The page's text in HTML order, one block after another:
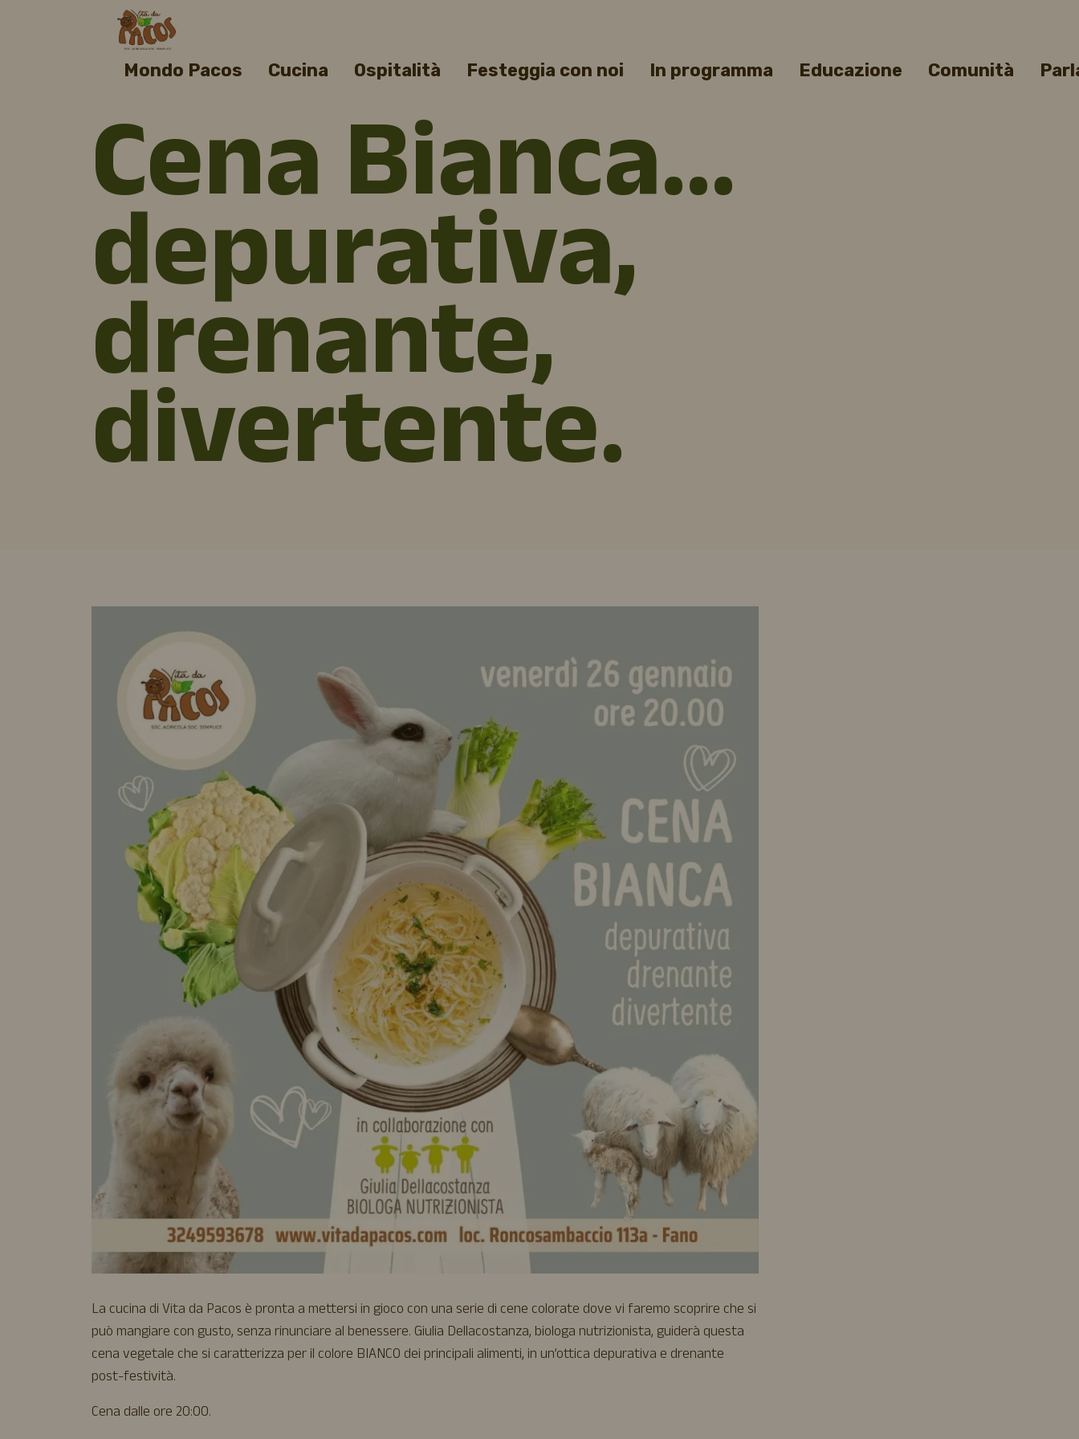
Mondo Pacos Cucina Ospitalità Festeggia con noi In programma Educazione Comunità
Cena Bianca…
depurativa,
drenante,
divertente.
La cucina di Vita da Pacos è pronta a mettersi in gioco con una serie di cene colorate dove vi faremo scoprire che si
può mangiare con gusto, senza rinunciare al benessere. Giulia Dellacostanza, biologa nutrizionista, guiderà questa
cena vegetale che si caratterizza per il colore BIANCO dei principali alimenti, in un’ottica depurativa e drenante
post-festività.
Cena dalle ore 20:00.